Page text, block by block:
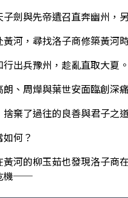
劍與先帝遺召直奔幽州，
河，尋找洛子商修築黃河
出兵豫州，趁亂直取大夏。
、周燁與葉世安面臨創深
棄了過往的良善與君子之道
何？
河的柳玉茹也發現洛子商
機──